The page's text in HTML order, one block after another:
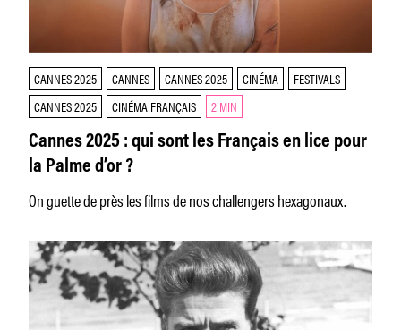
CANNES 2025 CANNES CANNES 2025 CINÉMA
FESTIVALS
CANNES 2025
CINÉMA FRANÇAIS 2 MIN
Cannes 2025 : qui sont les Français en lice pour
la Palme d’or ?
On guette de près les films de nos challengers hexagonaux.